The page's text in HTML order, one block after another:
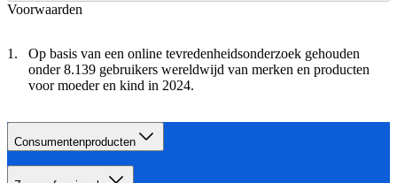
Voorwaarden
Op basis van een online tevredenheidsonderzoek gehouden
onder 8.139 gebruikers wereldwijd van merken en producten
voor moeder en kind in 2024.
Consumentenproducten